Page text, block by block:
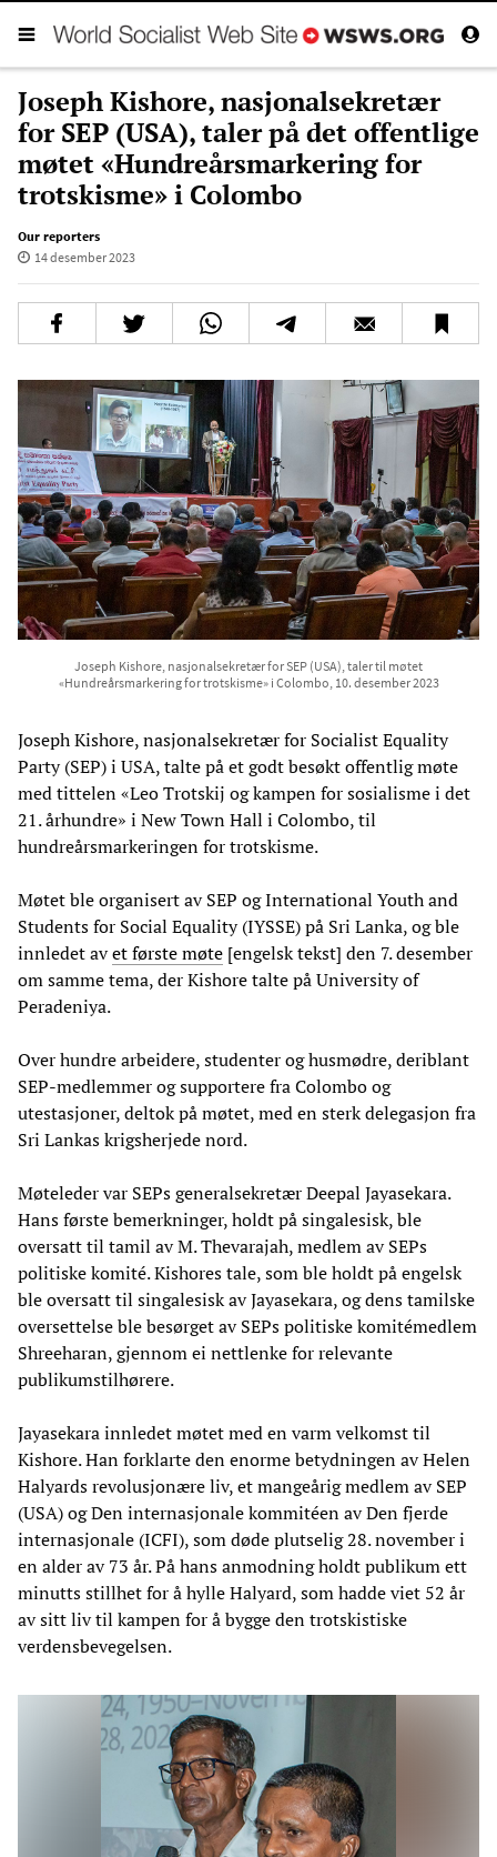
Joseph Kishore, nasjonalsekretær
for SEP (USA), taler på det offentlige
møtet «Hundreårsmarkering for
trotskisme» i Colombo
Our reporters
14 desember 2023
Joseph Kishore, nasjonalsekretær for SEP (USA), taler til møtet
«Hundreårsmarkering for trotskisme» i Colombo, 10. desember 2023
Joseph Kishore, nasjonalsekretær for Socialist Equality
Party (SEP) i USA, talte på et godt besøkt offentlig møte
med tittelen «Leo Trotskij og kampen for sosialisme i det
21. århundre» i New Town Hall i Colombo, til
hundreårsmarkeringen for trotskisme.
Møtet ble organisert av SEP og International Youth and
Students for Social Equality (IYSSE) på Sri Lanka, og ble
innledet avet første møte [engelsk tekst] den 7. desember
om samme tema, der Kishore talte på University of
Peradeniya.
Over hundre arbeidere, studenter og husmødre, deriblant
SEP-medlemmer og supportere fra Colombo og
utestasjoner, deltok på møtet, med en sterk delegasjon fra
Sri Lankas krigsherjede nord.
Møteleder var SEPs generalsekretær Deepal Jayasekara.
Hans første bemerkninger, holdt på singalesisk, ble
oversatt til tamil av M. Thevarajah, medlem av SEPs
politiske komité. Kishores tale, som ble holdt på engelsk
ble oversatt til singalesisk av Jayasekara, og dens tamilske
oversettelse ble besørget av SEPs politiske komitémedlem
Shreeharan, gjennom ei nettlenke for relevante
publikumstilhørere.
Jayasekara innledet møtet med en varm velkomst til
Kishore. Han forklarte den enorme betydningen av Helen
Halyards revolusjonære liv, et mangeårig medlem av SEP
(USA) og Den internasjonale kommitéen av Den fjerde
internasjonale (ICFI), som døde plutselig 28. november i
en alder av 73 år. På hans anmodning holdt publikum ett
minutts stillhet for å hylle Halyard, som hadde viet 52 år
av sitt liv til kampen for å bygge den trotskistiske
verdensbevegelsen.